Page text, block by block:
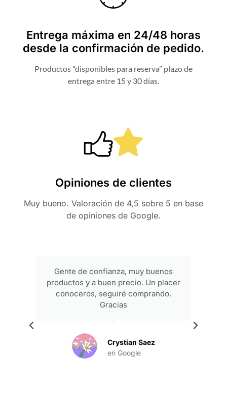
Entrega máxima en 24/48 horas
desde la confirmación de pedido.
Productos "disponibles para reserva” plazo de
entrega entre 15 y 30 días.
Opiniones de clientes
Muy bueno. Valoración de 4,5 sobre 5 en base
de opiniones de Google.
Gente de confianza, muy buenos
productos y a buen precio. Un placer
conoceros, seguiré comprando.
Gracias
Crystian Saez
en Google